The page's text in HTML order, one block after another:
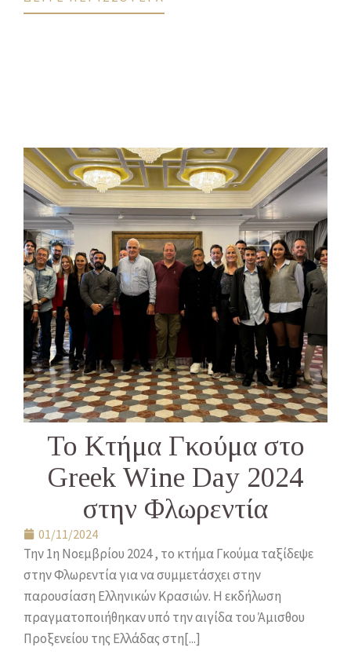
Το Κτήμα Γκούμα στο
Greek Wine Day 2024
στην Φλωρεντία
01/11/2024
Την 1η Νοεμβρίου 2024 , το κτήμα Γκούμα ταξίδεψε
στην Φλωρεντία για να συμμετάσχει στην
παρουσίαση Ελληνικών Κρασιών. Η εκδήλωση
πραγματοποιήθηκαν υπό την αιγίδα του Άμισθου
Προξενείου της Ελλάδας στη[...]